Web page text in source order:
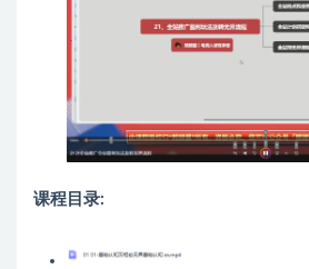
课程目录: